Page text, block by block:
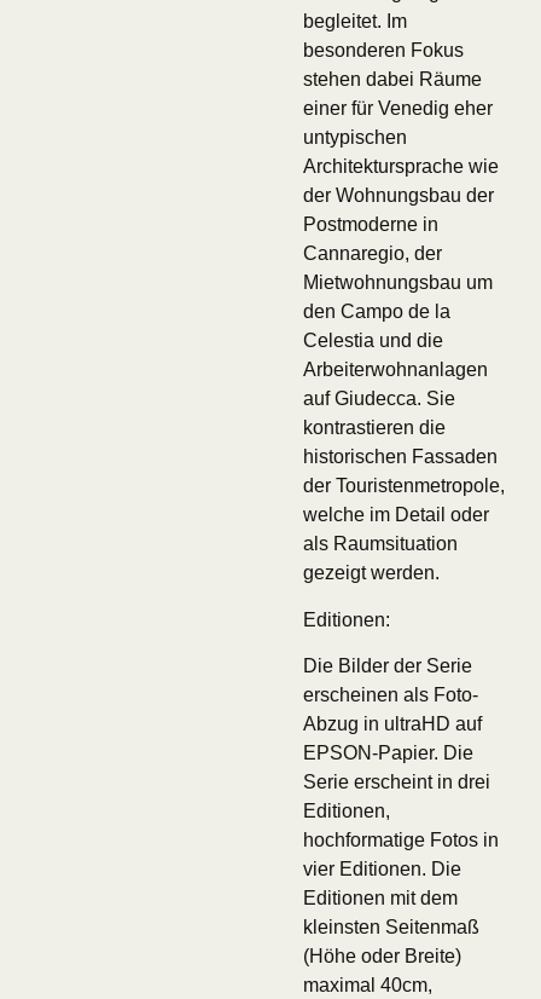
begleitet. Im
besonderen Fokus
stehen dabei Räume
einer für Venedig eher
untypischen
Architektursprache wie
der Wohnungsbau der
Postmoderne in
Cannaregio, der
Mietwohnungsbau um
den Campo de la
Celestia und die
Arbeiterwohnanlagen
auf Giudecca. Sie
kontrastieren die
historischen Fassaden
der Touristenmetropole,
welche im Detail oder
als Raumsituation
gezeigt werden.
Editionen:
Die Bilder der Serie
erscheinen als Foto-
Abzug in ultraHD auf
EPSON-Papier. Die
Serie erscheint in drei
Editionen,
hochformatige Fotos in
vier Editionen. Die
Editionen mit dem
kleinsten Seitenmaß
(Höhe oder Breite)
maximal 40cm,